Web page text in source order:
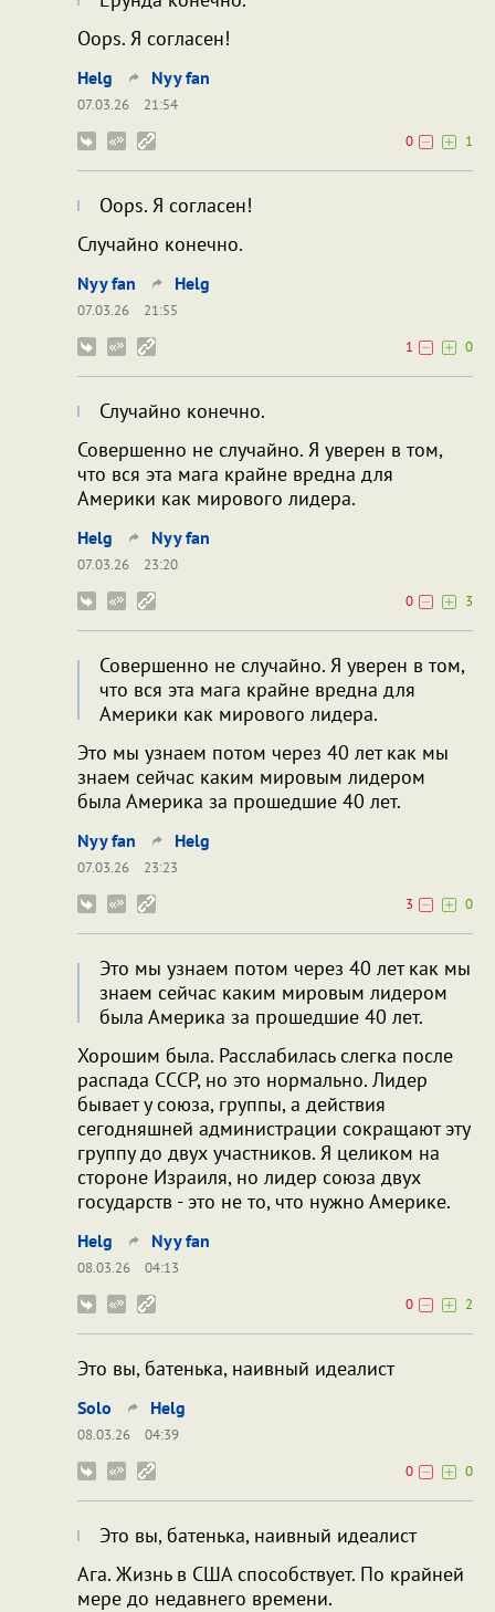
Oops. Я согласен!
Helg Nyy fan
07.03.26
21:54
0
1
Oops. Я согласен!
Случайно конечно.
Nyy fan Helg
07.03.26
21:55
1
0
Случайно конечно.
Совершенно не случайно. Я уверен в том,
что вся эта мага крайне вредна для
Америки как мирового лидера.
Helg Nyy fan
07.03.26
23:20
0
3
Совершенно не случайно. Я уверен в том,
что вся эта мага крайне вредна для
Америки как мирового лидера.
Это мы узнаем потом через 40 лет как мы
знаем сейчас каким мировым лидером
была Америка за прошедшие 40 лет.
Nyy fan Helg
07.03.26
23:23
3
0
Это мы узнаем потом через 40 лет как мы
знаем сейчас каким мировым лидером
была Америка за прошедшие 40 лет.
Хорошим была. Расслабилась слегка после
распада СССР, но это нормально. Лидер
бывает у союза, группы, а действия
сегодняшней администрации сокращают эту
группу до двух участников. Я целиком на
стороне Израиля, но лидер союза двух
государств - это не то, что нужно Америке.
Helg Nyy fan
08.03.26
04:13
0
2
Это вы, батенька, наивный идеалист
Solo Helg
08.03.26
04:39
0
0
Это вы, батенька, наивный идеалист
Ага. Жизнь в США способствует. По крайней
мере до недавнего времени.